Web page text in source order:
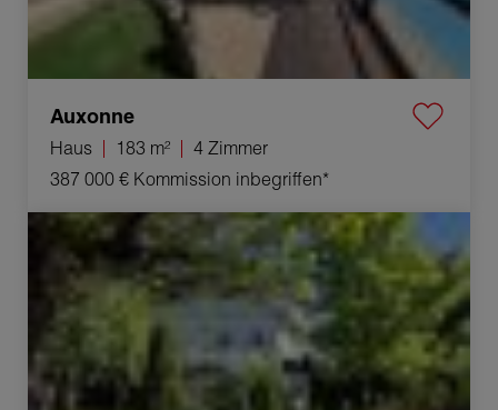
Auxonne
Haus 183 m²
4 Zimmer
387 000 € Kommission inbegriffen*
Verkauf Haus Parcey 6 Zimmer 123 m²